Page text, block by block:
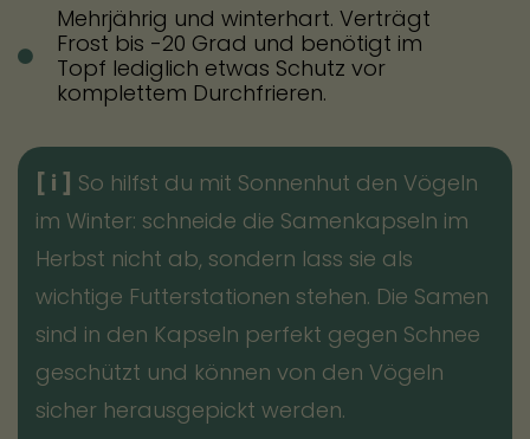
Mehrjährig und winterhart. Verträgt
Frost bis -20 Grad und benötigt im
Topf lediglich etwas Schutz vor
komplettem Durchfrieren.
[ i ] So hilfst du mit Sonnenhut den Vögeln
im Winter: schneide die Samenkapseln im
Herbst nicht ab, sondern lass sie als
wichtige Futterstationen stehen. Die Samen
sind in den Kapseln perfekt gegen Schnee
geschützt und können von den Vögeln
sicher herausgepickt werden.